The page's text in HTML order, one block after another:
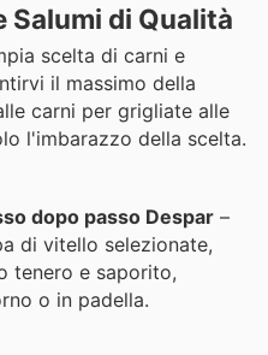
Salumi di Qualità
scelta di carni e
il massimo della
carni per grigliate alle
l'imbarazzo della scelta.
dopo passo Despar –
di vitello selezionate,
tenero e saporito,
o in padella.